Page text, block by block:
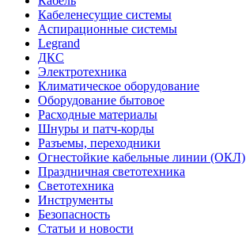
Кабеленесущие системы
Аспирационные системы
Legrand
ДКС
Электротехника
Климатическое оборудование
Оборудование бытовое
Расходные материалы
Шнуры и патч-корды
Разъемы, переходники
Огнестойкие кабельные линии (ОКЛ)
Праздничная светотехника
Светотехника
Инструменты
Безопасность
Статьи и новости